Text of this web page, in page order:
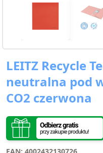
LEITZ Recycle
neutralna pod
CO2 czerwona